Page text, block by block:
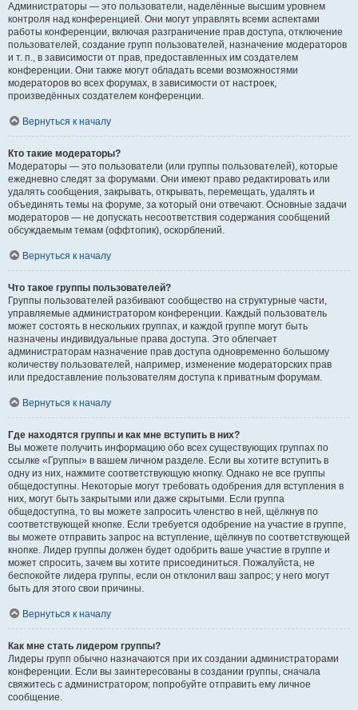
Администраторы — это пользователи, наделённые высшим уровнем
контроля над конференцией. Они могут управлять всеми аспектами
работы конференции, включая разграничение прав доступа, отключение
пользователей, создание групп пользователей, назначение модераторов
и т. п., в зависимости от прав, предоставленных им создателем
конференции. Они также могут обладать всеми возможностями
модераторов во всех форумах, в зависимости от настроек,
произведённых создателем конференции.
Вернуться к началу
Кто такие модераторы?
Модераторы — это пользователи (или группы пользователей), которые
ежедневно следят за форумами. Они имеют право редактировать или
удалять сообщения, закрывать, открывать, перемещать, удалять и
объединять темы на форуме, за который они отвечают. Основные задачи
модераторов — не допускать несоответствия содержания сообщений
обсуждаемым темам (оффтопик), оскорблений.
Вернуться к началу
Что такое группы пользователей?
Группы пользователей разбивают сообщество на структурные части,
управляемые администратором конференции. Каждый пользователь
может состоять в нескольких группах, и каждой группе могут быть
назначены индивидуальные права доступа. Это облегчает
администраторам назначение прав доступа одновременно большому
количеству пользователей, например, изменение модераторских прав
или предоставление пользователям доступа к приватным форумам.
Вернуться к началу
Где находятся группы и как мне вступить в них?
Вы можете получить информацию обо всех существующих группах по
ссылке «Группы» в вашем личном разделе. Если вы хотите вступить в
одну из них, нажмите соответствующую кнопку. Однако не все группы
общедоступны. Некоторые могут требовать одобрения для вступления в
них, могут быть закрытыми или даже скрытыми. Если группа
общедоступна, то вы можете запросить членство в ней, щёлкнув по
соответствующей кнопке. Если требуется одобрение на участие в группе,
вы можете отправить запрос на вступление, щёлкнув по соответствующей
кнопке. Лидер группы должен будет одобрить ваше участие в группе и
может спросить, зачем вы хотите присоединиться. Пожалуйста, не
беспокойте лидера группы, если он отклонил ваш запрос; у него могут
быть для этого свои причины.
Вернуться к началу
Как мне стать лидером группы?
Лидеры групп обычно назначаются при их создании администраторами
конференции. Если вы заинтересованы в создании группы, сначала
свяжитесь с администратором; попробуйте отправить ему личное
сообщение.